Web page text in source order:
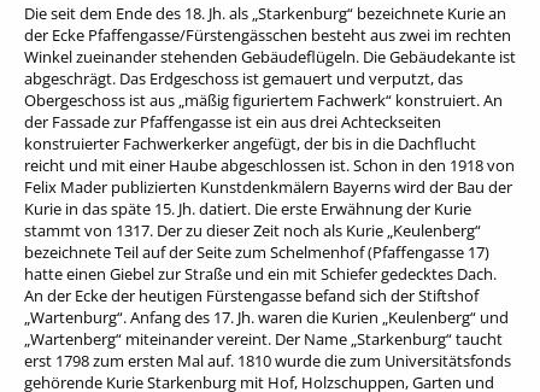
Die seit dem Ende des 18. Jh. als „Starkenburg“ bezeichnete Kurie an
der Ecke Pfaffengasse/Fürstengässchen besteht aus zwei im rechten
Winkel zueinander stehenden Gebäudeflügeln. Die Gebäudekante ist
abgeschrägt. Das Erdgeschoss ist gemauert und verputzt, das
Obergeschoss ist aus „mäßig figuriertem Fachwerk“ konstruiert. An
der Fassade zur Pfaffengasse ist ein aus drei Achteckseiten
konstruierter Fachwerkerker angefügt, der bis in die Dachflucht
reicht und mit einer Haube abgeschlossen ist. Schon in den 1918 von
Felix Mader publizierten Kunstdenkmälern Bayerns wird der Bau der
Kurie in das späte 15. Jh. datiert. Die erste Erwähnung der Kurie
stammt von 1317. Der zu dieser Zeit noch als Kurie „Keulenberg“
bezeichnete Teil auf der Seite zum Schelmenhof (Pfaffengasse 17)
hatte einen Giebel zur Straße und ein mit Schiefer gedecktes Dach.
An der Ecke der heutigen Fürstengasse befand sich der Stiftshof
„Wartenburg“. Anfang des 17. Jh. waren die Kurien „Keulenberg“ und
„Wartenberg“ miteinander vereint. Der Name „Starkenburg“ taucht
erst 1798 zum ersten Mal auf. 1810 wurde die zum Universitätsfonds
gehörende Kurie Starkenburg mit Hof, Holzschuppen, Garten und